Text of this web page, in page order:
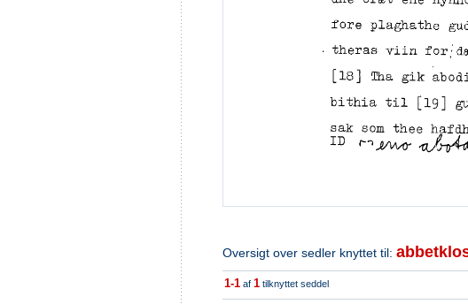
Oversigt over sedler knyttet til:
1-1 af 1 tilknyttet seddel